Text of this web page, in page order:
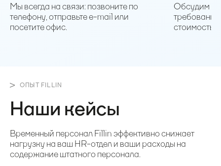
Мы всегда на связи: позвоните по
телефону, отправьте e-mail или
посетите офис.
Обсудим
стоимость
ОПЫТ FILLIN
Наши кейсы
Временный персонал Fillin эффективно снижает
нагрузку на ваш HR-отдел и ваши расходы на
содержание штатного персонала.